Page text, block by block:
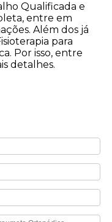
Qualificada e
entre em
Além dos já
para
Por isso, entre
detalhes.